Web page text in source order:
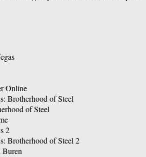
Online
Brotherhood of Steel
of Steel
2
Brotherhood of Steel 2
Buren